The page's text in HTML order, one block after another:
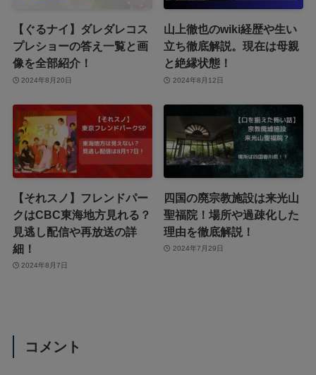
【ぐるナイ】ダレダレコス
プレショーの答え一覧と画
像を全部紹介！
2024年8月20日
山上徹也のwiki経歴や生い
立ち徹底解説。現在は母親
と絶縁状態！
2024年8月12日
【それスノ】フレンドパー
クはCBC東海地方見れる？
見逃し配信や再放送の詳
細！
2024年8月7日
四国の廃宗教施設は来光山
聖福院！場所や過疎化した
理由を徹底解説！
2024年7月29日
コメント